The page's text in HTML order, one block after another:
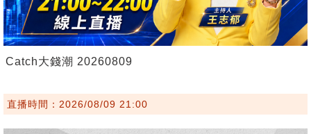
Catch大錢潮 20260809
直播時間：2026/08/09 21:00